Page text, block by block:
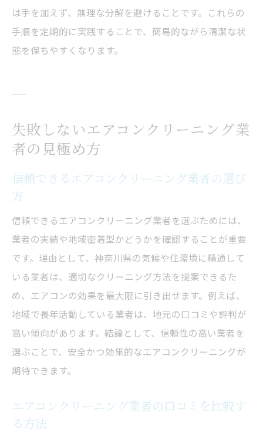
は手を加えず、無理な分解を避けることです。これらの
手順を定期的に実践することで、簡易的ながら清潔な状
態を保ちやすくなります。
失敗しないエアコンクリーニング業
者の見極め方
信頼できるエアコンクリーニング業者の選び
方
信頼できるエアコンクリーニング業者を選ぶためには、
業者の実績や地域密着型かどうかを確認することが重要
です。理由として、神奈川県の気候や住環境に精通して
いる業者は、適切なクリーニング方法を提案できるた
め、エアコンの効果を最大限に引き出せます。例えば、
地域で長年活動している業者は、地元の口コミや評判が
高い傾向があります。結論として、信頼性の高い業者を
選ぶことで、安全かつ効果的なエアコンクリーニングが
期待できます。
エアコンクリーニング業者の口コミを比較す
る方法